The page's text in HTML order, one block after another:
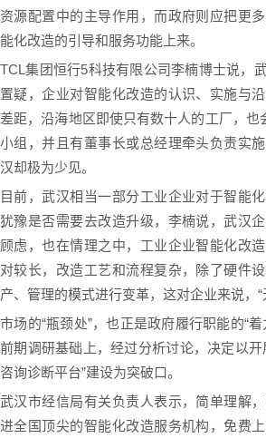
资源配置中的主导作用，而政府则应把更
能化改造的引导和服务功能上来。
TCL集团恒行5科技有限公司李楠博士说，
置疑，企业对智能化改造的认识、实施与
差距，沿海地区即使只有数十人的工厂，也
小组，并且有董事长或总经理牵头负责实
汉却极为少见。
目前，武汉相当一部分工业企业对于智能
犹豫是否需要去改造升级，李楠说，武汉
顾虑，也在情理之中，工业企业智能化改
对较长，改造工艺和流程复杂，除了硬件
产、管理的模式进行变革，这对企业来说，“
市场的“瓶颈处”，也正是政府履行职能的“
前期调研基础上，经过分析讨论，决定以
咨询诊断平台”建设为突破口。
武汉市经信局有关负责人表示，简单理解
进全国顶尖的智能化改造服务机构，免费